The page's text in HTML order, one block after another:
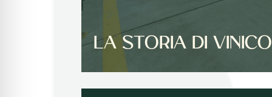
LA STORIA DI